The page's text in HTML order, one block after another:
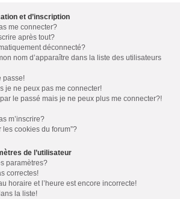
et d’inscription
me connecter?
après tout?
déconnecté?
nom d’apparaître dans la liste des utilisateurs
passe!
je ne peux pas me connecter!
le passé mais je ne peux plus me connecter?!
m’inscrire?
les cookies du forum”?
de l’utilisateur
paramètres?
correctes!
horaire et l’heure est encore incorrecte!
la liste!